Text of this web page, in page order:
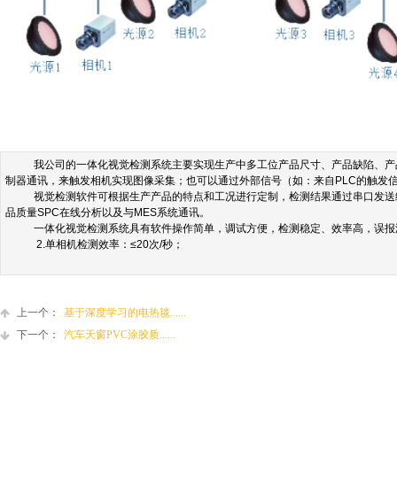
我公司的一体化视觉检测系统主要实现生产中多工位产品尺寸、产品缺陷、
制器通讯，来触发相机实现图像采集；也可以通过外部信号（如：来自PLC的触发
视觉检测软件可根据生产产品的特点和工况进行定制，检测结果通过串口发
品质量SPC在线分析以及与MES系统通讯。
一体化视觉检测系统具有软件操作简单，调试方便，检测稳定、效率高，误
2.单相机检测效率：≤20次/秒；
上一个：
基于深度学习的电热毯......
下一个：
汽车天窗PVC涂胶质......